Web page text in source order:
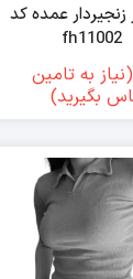
عمده کد
fh11002
به تامین
بگیرید)